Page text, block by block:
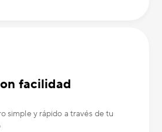
facilidad
simple y rápido a través de tu